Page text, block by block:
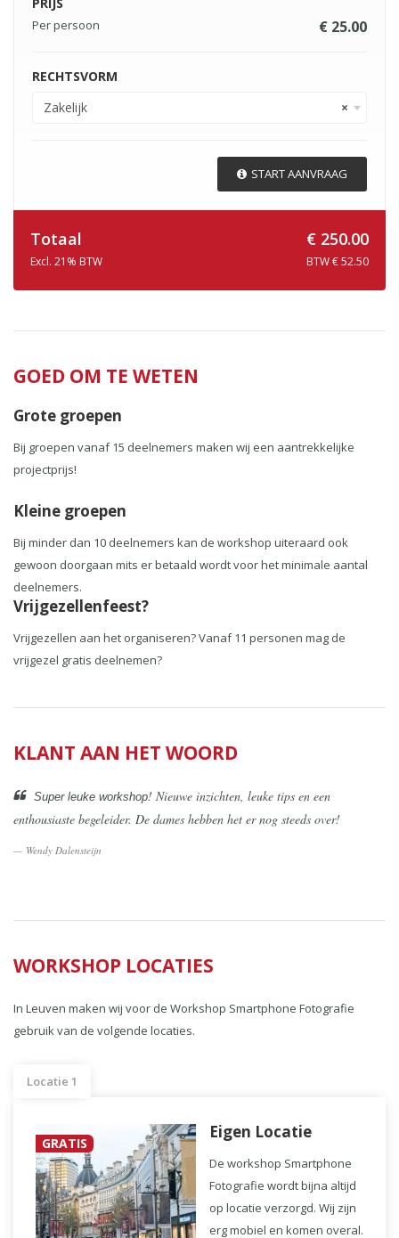
Per persoon € 25.00
RECHTSVORM
×
Zakelijk
START AANVRAAG
Totaal
Excl. 21% BTW
€ 250.00
BTW € 52.50
GOED OM TE WETEN
Grote groepen
Bij groepen vanaf 15 deelnemers maken wij een aantrekkelijke
projectprijs!
Kleine groepen
Bij minder dan 10 deelnemers kan de workshop uiteraard ook
gewoon doorgaan mits er betaald wordt voor het minimale aantal
deelnemers.
Vrijgezellenfeest?
Vrijgezellen aan het organiseren? Vanaf 11 personen mag de
vrijgezel gratis deelnemen?
KLANT AAN HET WOORD
Super leuke workshop! Nieuwe inzichten, leuke tips en een
enthousiaste begeleider. De dames hebben het er nog steeds over!
Wendy Dalensteijn
WORKSHOP LOCATIES
In Leuven maken wij voor de Workshop Smartphone Fotografie
gebruik van de volgende locaties.
Locatie 1
GRATIS
Eigen Locatie
De workshop Smartphone
Fotografie wordt bijna altijd
op locatie verzorgd. Wij zijn
erg mobiel en komen overal.